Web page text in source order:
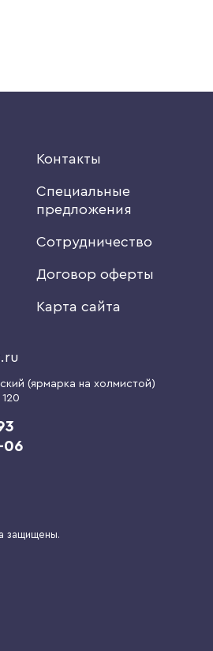
Контакты
Специальные
предложения
Сотрудничество
Договор оферты
Карта сайта
(ярмарка на холмистой)
защищены.